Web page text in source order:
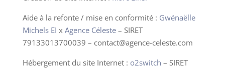
Aide à la refonte / mise en conformité : Gwénaëlle
Michels EI x Agence Céleste– SIRET
79133013700039 – contact@agence-celeste.com
Hébergement du site Internet : o2switch – SIRET